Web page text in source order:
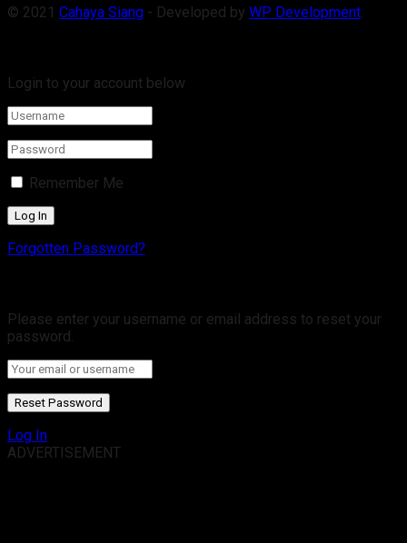
© 2021 Cahaya Siang - Developed by WP Development
Login to your account below
Remember Me
Forgotten Password?
Please enter your username or email address to reset your
password.
Log In
ADVERTISEMENT